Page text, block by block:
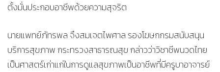
ตั้งมั่นประกอบอาชีพด้วยความสุจริต
นายแพทย์ภัทรพล จึงสมเจตไพศาล รองโฆษกกรมสนับสนุน
บริการสุขภาพ กระทรวงสาธารณสุข กล่าวว่าวิชาชีพนวดไทย
เป็นศาสตร์เก่าแก่ในการดูแลสุขภาพเป็นอาชีพที่มีครูบาอาจารย์